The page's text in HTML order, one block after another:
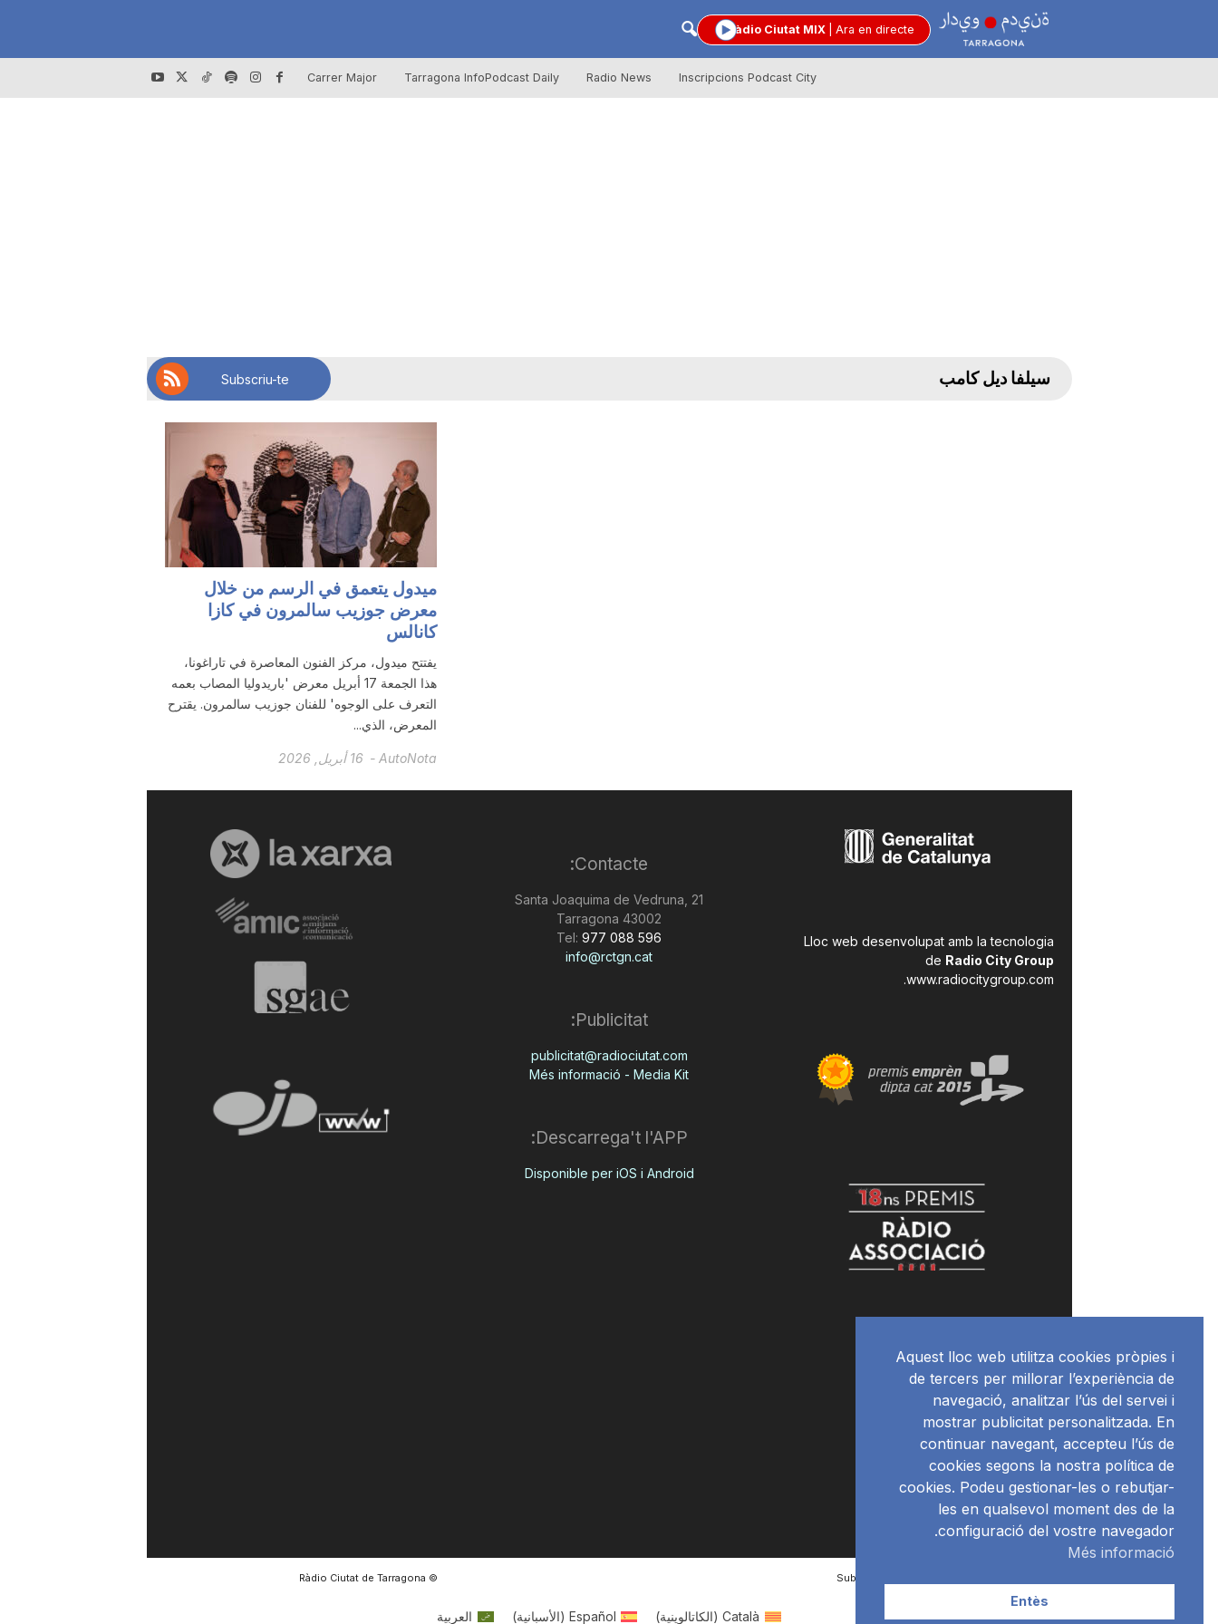
R
a
r
g
n
a
Ara en directe
Ràdio Ciutat MIX
Carrer Major Tarragona InfoPodcast Daily Radio News Inscripcions Podcast City
سيلفا ديل كامب Subscriu-te
ميدول يتعمق في الرسم من خلال
معرض جوزيب سالمرون في كازا
كانالس
يفتتح ميدول، مركز الفنون المعاصرة في تاراغونا،
هذا الجمعة 17 أبريل معرض 'باريدوليا المصاب بعمه
التعرف على الوجوه' للفنان جوزيب سالمرون. يقترح
المعرض، الذي...
AutoNota
- 16 أبريل, 2026
Contacte:
Santa Joaquima de Vedruna, 21
43002 Tarragona
Tel: 977 088 596
info@rctgn.cat
Publicitat:
publicitat@radiociutat.com
Més informació - Media Kit
Descarrega't l'APP:
Disponible per iOS i Android
Lloc web desenvolupat amb la tecnologia
de Radio City Group
www.radiocitygroup.com
.
© Ràdio Ciutat de Tarragona
Català
(الكاتالوينية)
Español
(الأسبانية) العربية
Aquest lloc web utilitza cookies pròpies i
de tercers per millorar l’experiència de
navegació, analitzar l’ús del servei i
mostrar publicitat personalitzada. En
continuar navegant, accepteu l’ús de
cookies segons la nostra política de
cookies. Podeu gestionar-les o rebutjar-
les en qualsevol moment des de la
configuració del vostre navegador.
Més informació
Entès